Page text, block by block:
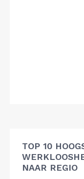
TOP 10
NAAR REGIO